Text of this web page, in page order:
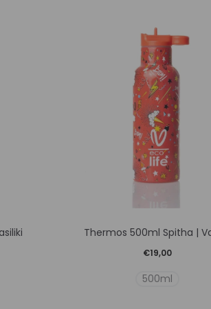
το
Thermos 500ml Spitha |
€19,00
500ml